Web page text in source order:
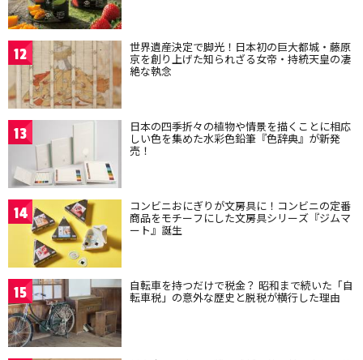
12 世界遺産決定で脚光！日本初の巨大都城・藤原
京を創り上げた知られざる女帝・持統天皇の凄
絶な執念
13 日本の四季折々の植物や情景を描くことに相応
しい色を集めた水彩色鉛筆『色辞典』が新発
売！
14 コンビニおにぎりが文房具に！コンビニの定番
商品をモチーフにした文房具シリーズ『ジムマ
ート』誕生
15 自転車を持つだけで税金？ 昭和まで続いた「自
転車税」の意外な歴史と脱税が横行した理由